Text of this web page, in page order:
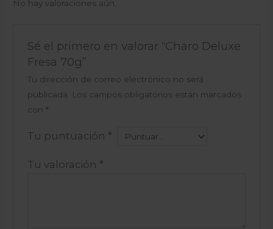
No hay valoraciones aún.
Sé el primero en valorar “Charo Deluxe
Fresa 70g”
Tu dirección de correo electrónico no será
publicada.
Los campos obligatorios están marcados
con *
Tu puntuación *
Tu valoración *